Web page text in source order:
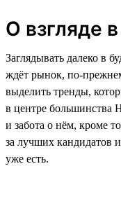
О взгляде
Заглядывать далеко в
ждёт рынок, по-
выделить тренды,
в центре большинства
и забота о нём, кроме
за лучших кандидатов
уже есть.